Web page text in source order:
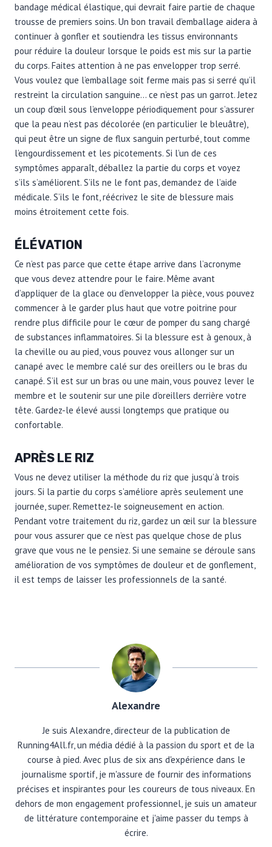
bandage médical élastique, qui devrait faire partie de chaque
trousse de premiers soins. Un bon travail d’emballage aidera à
continuer à gonfler et soutiendra les tissus environnants
pour réduire la douleur lorsque le poids est mis sur la partie
du corps. Faites attention à ne pas envelopper trop serré.
Vous voulez que l’emballage soit ferme mais pas si serré qu’il
restreint la circulation sanguine… ce n’est pas un garrot. Jetez
un coup d’œil sous l’enveloppe périodiquement pour s’assurer
que la peau n’est pas décolorée (en particulier le bleuâtre),
qui peut être un signe de flux sanguin perturbé, tout comme
l’engourdissement et les picotements. Si l’un de ces
symptômes apparaît, déballez la partie du corps et voyez
s’ils s’améliorent. S’ils ne le font pas, demandez de l’aide
médicale. S’ils le font, réécrivez le site de blessure mais
moins étroitement cette fois.
ÉLÉVATION
Ce n’est pas parce que cette étape arrive dans l’acronyme
que vous devez attendre pour le faire. Même avant
d’appliquer de la glace ou d’envelopper la pièce, vous pouvez
commencer à le garder plus haut que votre poitrine pour
rendre plus difficile pour le cœur de pomper du sang chargé
de substances inflammatoires. Si la blessure est à genoux, à
la cheville ou au pied, vous pouvez vous allonger sur un
canapé avec le membre calé sur des oreillers ou le bras du
canapé. S’il est sur un bras ou une main, vous pouvez lever le
membre et le soutenir sur une pile d’oreillers derrière votre
tête. Gardez-le élevé aussi longtemps que pratique ou
confortable.
APRÈS LE RIZ
Vous ne devez utiliser la méthode du riz que jusqu’à trois
jours. Si la partie du corps s’améliore après seulement une
journée, super. Remettez-le soigneusement en action.
Pendant votre traitement du riz, gardez un œil sur la blessure
pour vous assurer que ce n’est pas quelque chose de plus
grave que vous ne le pensiez. Si une semaine se déroule sans
amélioration de vos symptômes de douleur et de gonflement,
il est temps de laisser les professionnels de la santé.
Alexandre
Je suis Alexandre, directeur de la publication de
Running4All.fr, un média dédié à la passion du sport et de la
course à pied. Avec plus de six ans d'expérience dans le
journalisme sportif, je m'assure de fournir des informations
précises et inspirantes pour les coureurs de tous niveaux. En
dehors de mon engagement professionnel, je suis un amateur
de littérature contemporaine et j'aime passer du temps à
écrire.